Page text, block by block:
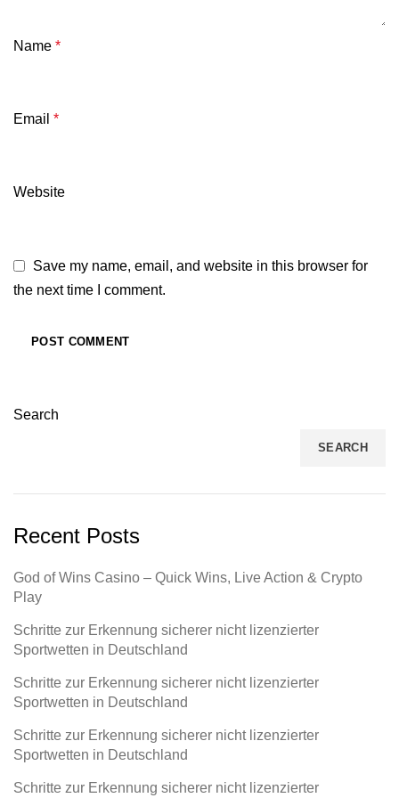
Name *
Email *
Website
Save my name, email, and website in this browser for
the next time I comment.
Search
SEARCH
Recent Posts
God of Wins Casino – Quick Wins, Live Action & Crypto
Play
Schritte zur Erkennung sicherer nicht lizenzierter
Sportwetten in Deutschland
Schritte zur Erkennung sicherer nicht lizenzierter
Sportwetten in Deutschland
Schritte zur Erkennung sicherer nicht lizenzierter
Sportwetten in Deutschland
Schritte zur Erkennung sicherer nicht lizenzierter